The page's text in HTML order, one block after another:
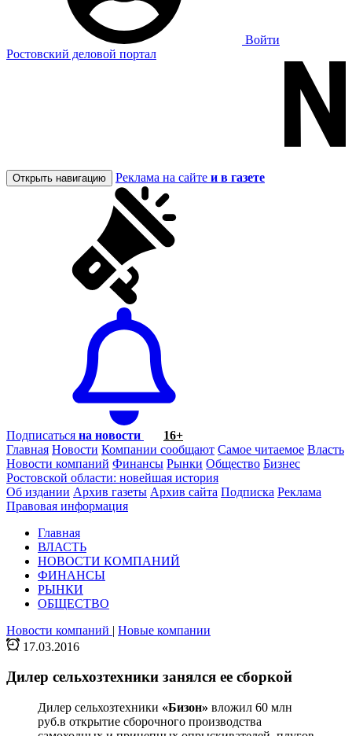
Войти
Ростовский деловой портал
Открыть навигацию Реклама на сайте и в газете
Подписаться на новости
16+
Главная Новости Компании сообщают Самое читаемое Власть
Новости компаний Финансы Рынки Общество Бизнес
Ростовской области: новейшая история
Об издании Архив газеты Архив сайта Подписка Реклама
Правовая информация
Главная
ВЛАСТЬ
НОВОСТИ КОМПАНИЙ
ФИНАНСЫ
РЫНКИ
ОБЩЕСТВО
Новости компаний | Новые компании
17.03.2016
Дилер сельхозтехники занялся ее сборкой
Дилер сельхозтехники «Бизон» вложил 60 млн
руб.в открытие сборочного производства